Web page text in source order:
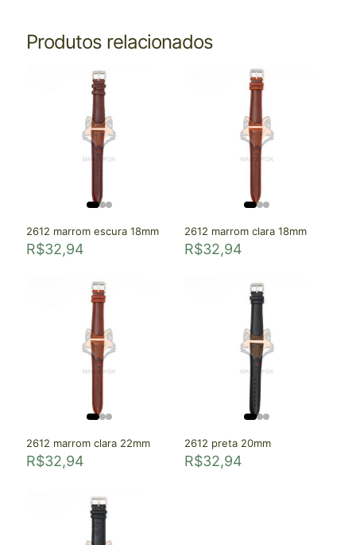
Produtos relacionados
2612 marrom escura 18mm
R$32,94
2612 marrom clara 18mm
R$32,94
2612 marrom clara 22mm
R$32,94
2612 preta 20mm
R$32,94